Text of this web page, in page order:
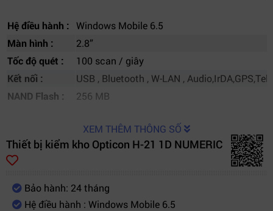
Hệ điều hành : Windows Mobile 6.5
Màn hình :
2.8”
Tốc độ quét :
100 scan / giây
Kết nối :
USB , Bluetooth , W-LAN ,
NAND Flash :
256 MB
XEM THÊM THÔNG SỐ
Thiết bị kiểm kho Opticon H-21 1D NUMERIC
Bảo hành: 24 tháng
Hệ điều hành : Windows Mobile 6.5